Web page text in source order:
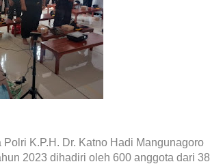
K.P.H. Dr. Katno Hadi Mangunagoro
2023 dihadiri oleh 600 anggota dari 38